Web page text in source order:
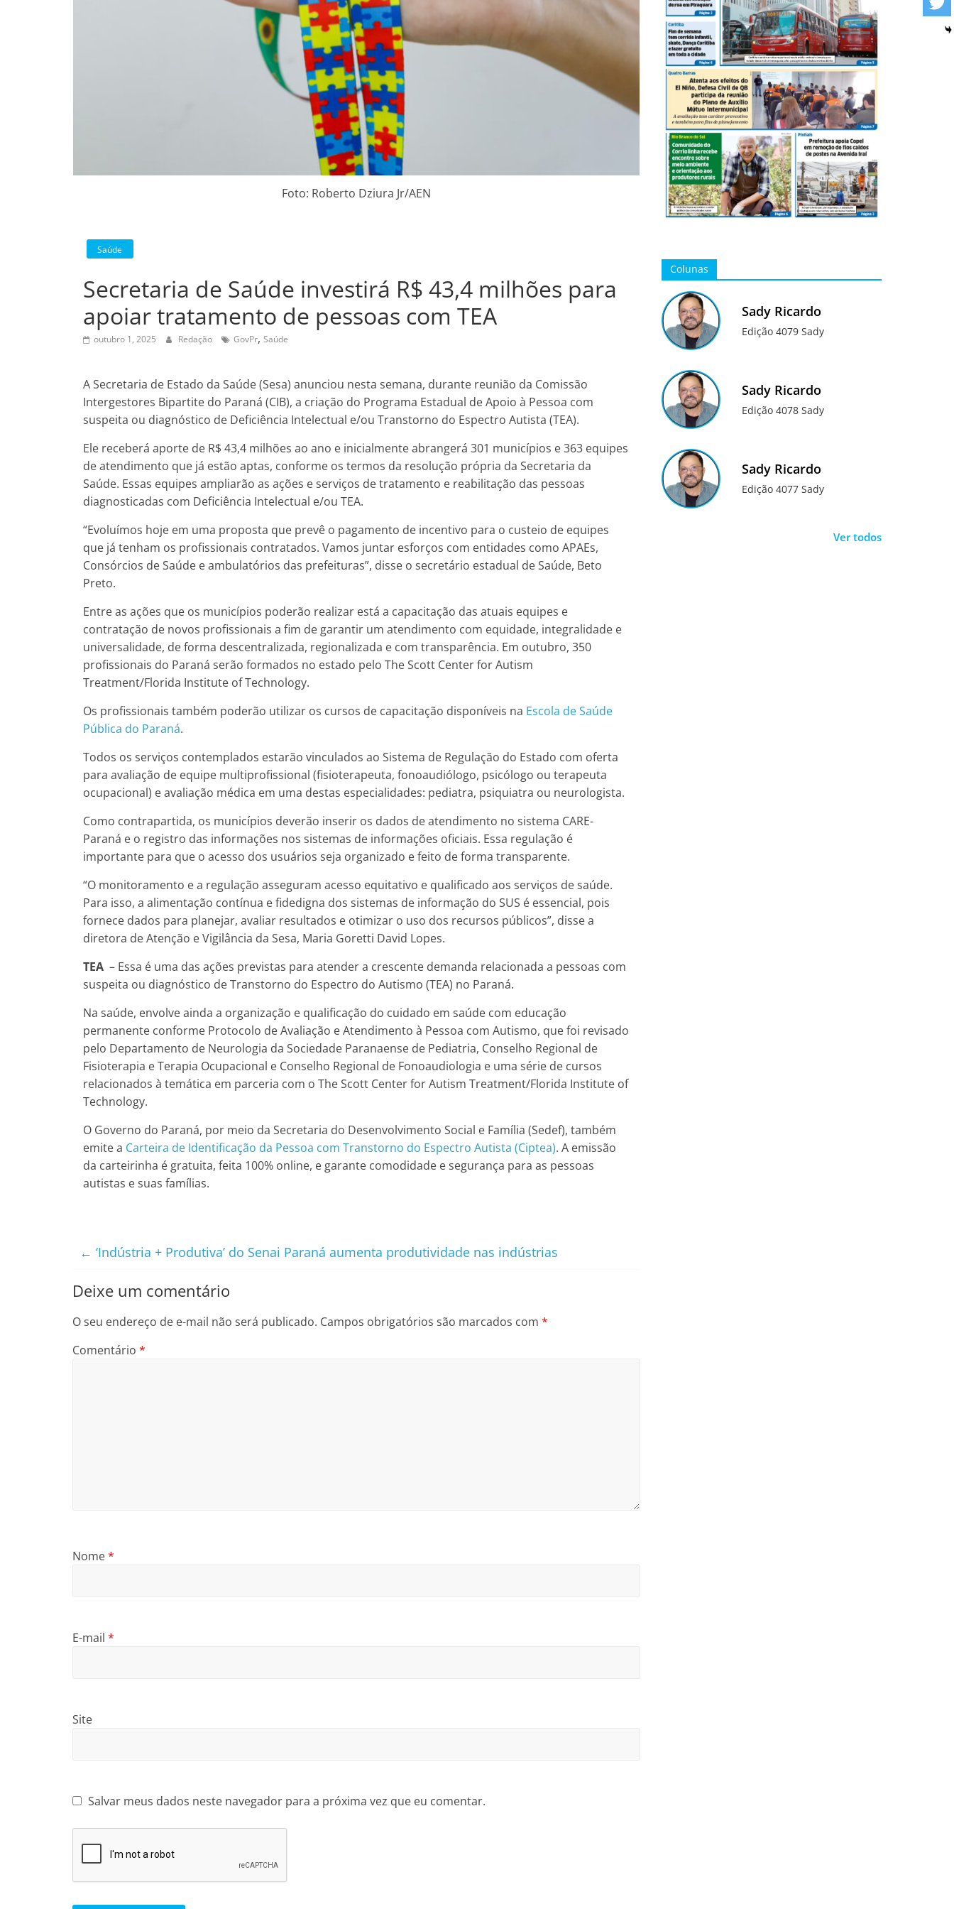
Foto: Roberto Dziura Jr/AEN
Saúde
Secretaria de Saúde investirá R$ 43,4 milhões para
apoiar tratamento de pessoas com TEA
outubro 1, 2025 Redação GovPr, Saúde
A Secretaria de Estado da Saúde (Sesa) anunciou nesta semana, durante reunião da Comissão
Intergestores Bipartite do Paraná (CIB), a criação do Programa Estadual de Apoio à Pessoa com
suspeita ou diagnóstico de Deficiência Intelectual e/ou Transtorno do Espectro Autista (TEA).
Ele receberá aporte de R$ 43,4 milhões ao ano e inicialmente abrangerá 301 municípios e 363 equipes
de atendimento que já estão aptas, conforme os termos da resolução própria da Secretaria da
Saúde. Essas equipes ampliarão as ações e serviços de tratamento e reabilitação das pessoas
diagnosticadas com Deficiência Intelectual e/ou TEA.
“Evoluímos hoje em uma proposta que prevê o pagamento de incentivo para o custeio de equipes
que já tenham os profissionais contratados. Vamos juntar esforços com entidades como APAEs,
Consórcios de Saúde e ambulatórios das prefeituras”, disse o secretário estadual de Saúde, Beto
Preto.
Entre as ações que os municípios poderão realizar está a capacitação das atuais equipes e
contratação de novos profissionais a fim de garantir um atendimento com equidade, integralidade e
universalidade, de forma descentralizada, regionalizada e com transparência. Em outubro, 350
profissionais do Paraná serão formados no estado pelo The Scott Center for Autism
Treatment/Florida Institute of Technology.
Os profissionais também poderão utilizar os cursos de capacitação disponíveis na Escola de Saúde
Pública do Paraná.
Todos os serviços contemplados estarão vinculados ao Sistema de Regulação do Estado com oferta
para avaliação de equipe multiprofissional (fisioterapeuta, fonoaudiólogo, psicólogo ou terapeuta
ocupacional) e avaliação médica em uma destas especialidades: pediatra, psiquiatra ou neurologista.
Como contrapartida, os municípios deverão inserir os dados de atendimento no sistema CARE-
Paraná e o registro das informações nos sistemas de informações oficiais. Essa regulação é
importante para que o acesso dos usuários seja organizado e feito de forma transparente.
“O monitoramento e a regulação asseguram acesso equitativo e qualificado aos serviços de saúde.
Para isso, a alimentação contínua e fidedigna dos sistemas de informação do SUS é essencial, pois
fornece dados para planejar, avaliar resultados e otimizar o uso dos recursos públicos”, disse a
diretora de Atenção e Vigilância da Sesa, Maria Goretti David Lopes.
TEA – Essa é uma das ações previstas para atender a crescente demanda relacionada a pessoas com
suspeita ou diagnóstico de Transtorno do Espectro do Autismo (TEA) no Paraná.
Na saúde, envolve ainda a organização e qualificação do cuidado em saúde com educação
permanente conforme Protocolo de Avaliação e Atendimento à Pessoa com Autismo, que foi revisado
pelo Departamento de Neurologia da Sociedade Paranaense de Pediatria, Conselho Regional de
Fisioterapia e Terapia Ocupacional e Conselho Regional de Fonoaudiologia e uma série de cursos
relacionados à temática em parceria com o The Scott Center for Autism Treatment/Florida Institute of
Technology.
O Governo do Paraná, por meio da Secretaria do Desenvolvimento Social e Família (Sedef), também
emite a Carteira de Identificação da Pessoa com Transtorno do Espectro Autista (Ciptea). A emissão
da carteirinha é gratuita, feita 100% online, e garante comodidade e segurança para as pessoas
autistas e suas famílias.
← ‘Indústria + Produtiva’ do Senai Paraná aumenta produtividade nas indústrias
Deixe um comentário
O seu endereço de e-mail não será publicado. Campos obrigatórios são marcados com *
Comentário *
Nome*
E-mail *
Site
Salvar meus dados neste navegador para a próxima vez que eu comentar.
Colunas
Sady Ricardo
Edição 4079 Sady
Sady Ricardo
Edição 4078 Sady
Sady Ricardo
Edição 4077 Sady
Ver todos